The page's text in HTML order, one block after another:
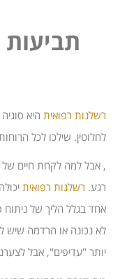
רשלנות רפואית היא
לחלוטין. שילכו לכל
, אבל למה לקחת חיים
רגע. רשלנות רפואית
אחד בגלל הליך של
לא נכונה או הרדמה שיש
יותר "עדיפים", אבל